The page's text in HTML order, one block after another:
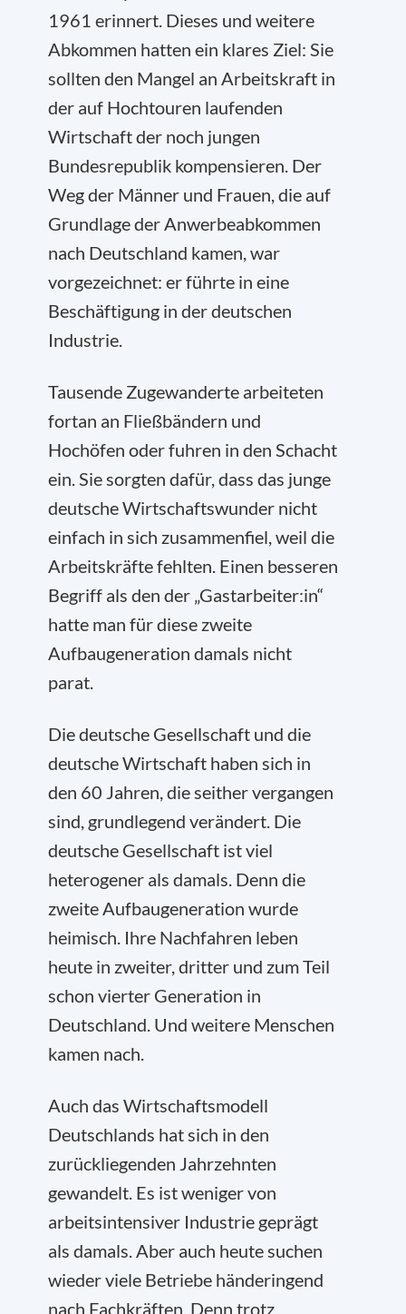
1961 erinnert. Dieses und weitere
Abkommen hatten ein klares Ziel: Sie
sollten den Mangel an Arbeitskraft in
der auf Hochtouren laufenden
Wirtschaft der noch jungen
Bundesrepublik kompensieren. Der
Weg der Männer und Frauen, die auf
Grundlage der Anwerbeabkommen
nach Deutschland kamen, war
vorgezeichnet: er führte in eine
Beschäftigung in der deutschen
Industrie.
Tausende Zugewanderte arbeiteten
fortan an Fließbändern und
Hochöfen oder fuhren in den Schacht
ein. Sie sorgten dafür, dass das junge
deutsche Wirtschaftswunder nicht
einfach in sich zusammenfiel, weil die
Arbeitskräfte fehlten. Einen besseren
Begriff als den der „Gastarbeiter:in“
hatte man für diese zweite
Aufbaugeneration damals nicht
parat.
Die deutsche Gesellschaft und die
deutsche Wirtschaft haben sich in
den 60 Jahren, die seither vergangen
sind, grundlegend verändert. Die
deutsche Gesellschaft ist viel
heterogener als damals. Denn die
zweite Aufbaugeneration wurde
heimisch. Ihre Nachfahren leben
heute in zweiter, dritter und zum Teil
schon vierter Generation in
Deutschland. Und weitere Menschen
kamen nach.
Auch das Wirtschaftsmodell
Deutschlands hat sich in den
zurückliegenden Jahrzehnten
gewandelt. Es ist weniger von
arbeitsintensiver Industrie geprägt
als damals. Aber auch heute suchen
wieder viele Betriebe händeringend
nach Fachkräften. Denn trotz